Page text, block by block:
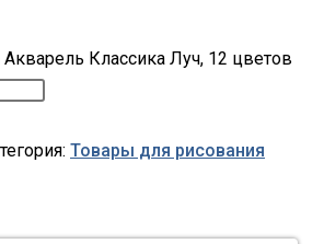
Классика Луч, 12 цветов
Товары для рисования